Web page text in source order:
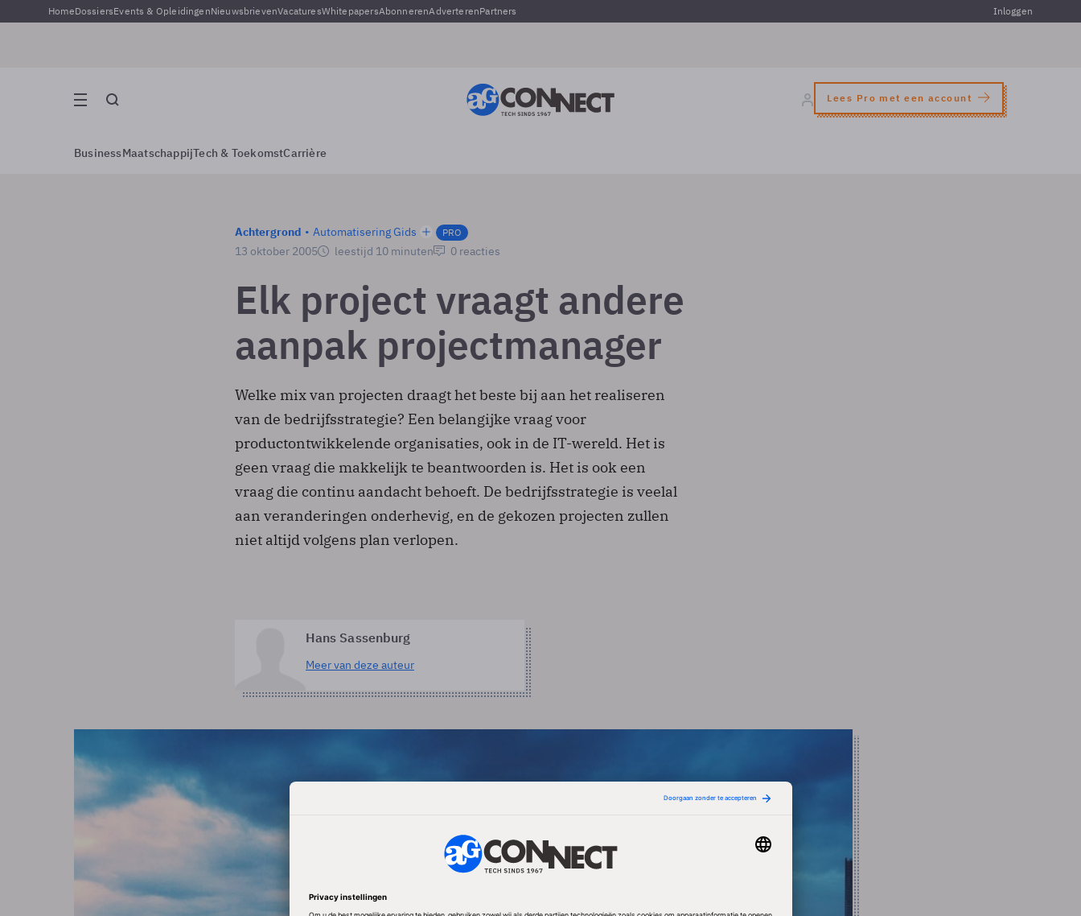
HomeDossiersEvents & OpleidingenNieuwsbrievenVacaturesWhitepapersAbonnerenAdverterenPartners Inloggen
Lees Pro met een account
BusinessMaatschappijTech & ToekomstCarrière
Achtergrond Automatisering Gids PRO
13 oktober 2005 leestijd 10 minuten 0 reacties
Elk project vraagt andere
aanpak projectmanager
Welke mix van projecten draagt het beste bij aan het realiseren
van de bedrijfsstrategie? Een belangijke vraag voor
productontwikkelende organisaties, ook in de IT-wereld. Het is
geen vraag die makkelijk te beantwoorden is. Het is ook een
vraag die continu aandacht behoeft. De bedrijfsstrategie is veelal
aan veranderingen onderhevig, en de gekozen projecten zullen
niet altijd volgens plan verlopen.
Hans Sassenburg
Meer van deze auteur